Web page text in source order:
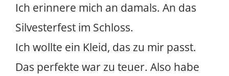
Ich erinnere mich an damals. An das
Silvesterfest im Schloss.
Ich wollte ein Kleid, das zu mir passt.
Das perfekte war zu teuer. Also habe